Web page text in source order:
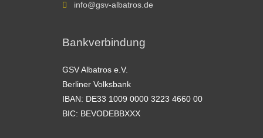
info@gsv-albatros.de
Bankverbindung
GSV Albatros e.V.
Berliner Volksbank
IBAN: DE33 1009 0000 3223 4660 00
BIC: BEVODEBBXXX